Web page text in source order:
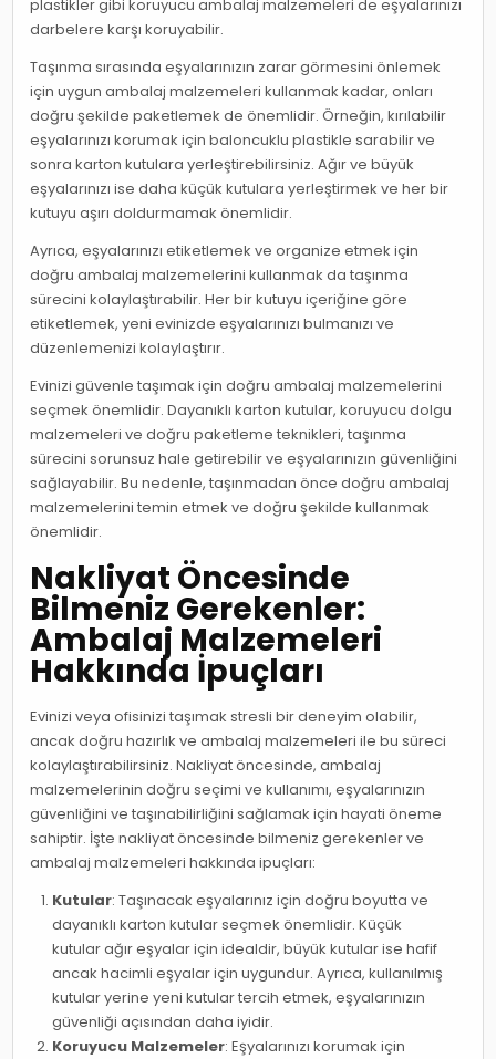
plastikler gibi koruyucu ambalaj malzemeleri de eşyalarınızı
darbelere karşı koruyabilir.
Taşınma sırasında eşyalarınızın zarar görmesini önlemek
için uygun ambalaj malzemeleri kullanmak kadar, onları
doğru şekilde paketlemek de önemlidir. Örneğin, kırılabilir
eşyalarınızı korumak için baloncuklu plastikle sarabilir ve
sonra karton kutulara yerleştirebilirsiniz. Ağır ve büyük
eşyalarınızı ise daha küçük kutulara yerleştirmek ve her bir
kutuyu aşırı doldurmamak önemlidir.
Ayrıca, eşyalarınızı etiketlemek ve organize etmek için
doğru ambalaj malzemelerini kullanmak da taşınma
sürecini kolaylaştırabilir. Her bir kutuyu içeriğine göre
etiketlemek, yeni evinizde eşyalarınızı bulmanızı ve
düzenlemenizi kolaylaştırır.
Evinizi güvenle taşımak için doğru ambalaj malzemelerini
seçmek önemlidir. Dayanıklı karton kutular, koruyucu dolgu
malzemeleri ve doğru paketleme teknikleri, taşınma
sürecini sorunsuz hale getirebilir ve eşyalarınızın güvenliğini
sağlayabilir. Bu nedenle, taşınmadan önce doğru ambalaj
malzemelerini temin etmek ve doğru şekilde kullanmak
önemlidir.
Nakliyat Öncesinde
Bilmeniz Gerekenler:
Ambalaj Malzemeleri
Hakkında İpuçları
Evinizi veya ofisinizi taşımak stresli bir deneyim olabilir,
ancak doğru hazırlık ve ambalaj malzemeleri ile bu süreci
kolaylaştırabilirsiniz. Nakliyat öncesinde, ambalaj
malzemelerinin doğru seçimi ve kullanımı, eşyalarınızın
güvenliğini ve taşınabilirliğini sağlamak için hayati öneme
sahiptir. İşte nakliyat öncesinde bilmeniz gerekenler ve
ambalaj malzemeleri hakkında ipuçları:
Kutular: Taşınacak eşyalarınız için doğru boyutta ve
dayanıklı karton kutular seçmek önemlidir. Küçük
kutular ağır eşyalar için idealdir, büyük kutular ise hafif
ancak hacimli eşyalar için uygundur. Ayrıca, kullanılmış
kutular yerine yeni kutular tercih etmek, eşyalarınızın
güvenliği açısından daha iyidir.
Koruyucu Malzemeler: Eşyalarınızı korumak için